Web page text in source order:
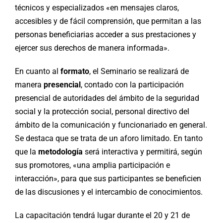
técnicos y especializados «en mensajes claros,
accesibles y de fácil comprensión, que permitan a las
personas beneficiarias acceder a sus prestaciones y
ejercer sus derechos de manera informada».
En cuanto al formato, el Seminario se realizará de
manera presencial , contado con la participación
presencial de autoridades del ámbito de la seguridad
social y la protección social, personal directivo del
ámbito de la comunicación y funcionariado en general.
Se destaca que se trata de un aforo limitado. En tanto
que la metodología será interactiva y permitirá, según
sus promotores, «una amplia participación e
interacción», para que sus participantes se beneficien
de las discusiones y el intercambio de conocimientos.
La capacitación tendrá lugar durante el 20 y 21 de